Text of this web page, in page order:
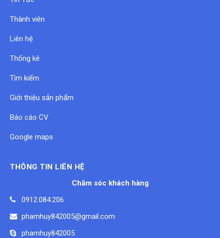
Thành viên
Liên hệ
Thống kê
Tìm kiếm
Giới thiệu sản phẩm
Báo cáo CV
Google maps
THÔNG TIN LIÊN HỆ
Chăm sóc khách hàng
0912.084.206
phamhuy842005@gmail.com
phamhuy842005